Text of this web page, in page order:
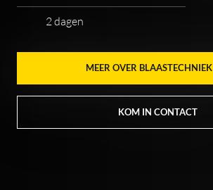
2 dagen
MEER OVER BLAASTECHNIEK
KOM IN CONTACT